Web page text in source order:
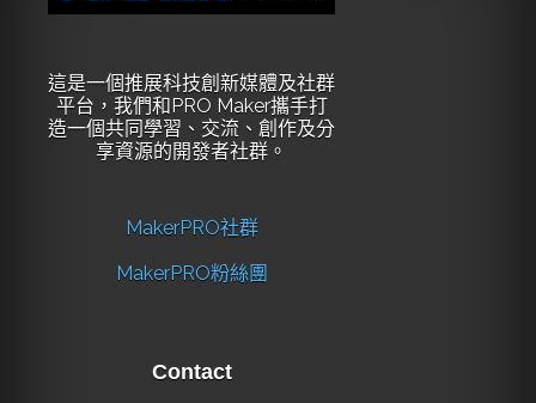
這是一個推展科技創新媒體及社群
平台，我們和PRO Maker攜手打
造一個共同學習、交流、創作及分
享資源的開發者社群。
MakerPRO社群
MakerPRO粉絲團
Contact